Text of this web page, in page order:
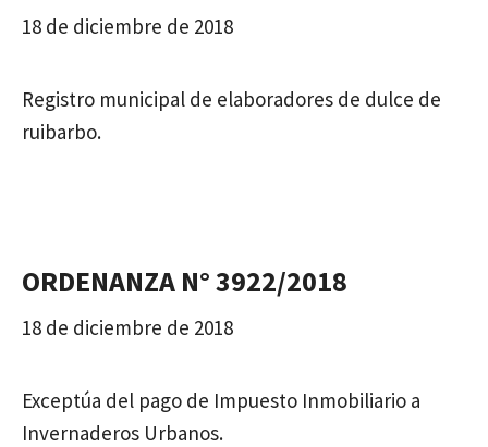
18 de diciembre de 2018
Registro municipal de elaboradores de dulce de
ruibarbo.
ORDENANZA N° 3922/2018
18 de diciembre de 2018
Exceptúa del pago de Impuesto Inmobiliario a
Invernaderos Urbanos.